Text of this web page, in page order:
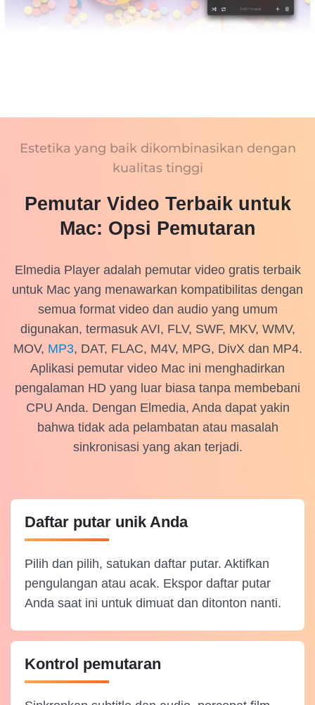
Estetika yang baik dikombinasikan dengan
kualitas tinggi
Pemutar Video Terbaik untuk
Mac: Opsi Pemutaran
Elmedia Player adalah pemutar video gratis terbaik
untuk Mac yang menawarkan kompatibilitas dengan
semua format video dan audio yang umum
digunakan, termasuk AVI, FLV, SWF, MKV, WMV,
MOV, MP3, DAT, FLAC, M4V, MPG, DivX dan MP4.
Aplikasi pemutar video Mac ini menghadirkan
pengalaman HD yang luar biasa tanpa membebani
CPU Anda. Dengan Elmedia, Anda dapat yakin
bahwa tidak ada pelambatan atau masalah
sinkronisasi yang akan terjadi.
Daftar putar unik Anda
Pilih dan pilih, satukan daftar putar. Aktifkan
pengulangan atau acak. Ekspor daftar putar
Anda saat ini untuk dimuat dan ditonton nanti.
Kontrol pemutaran